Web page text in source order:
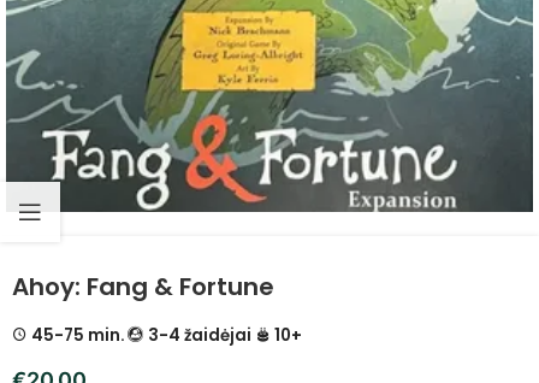
Ahoy: Fang & Fortune
45-75 min. 3-4 žaidėjai 10+